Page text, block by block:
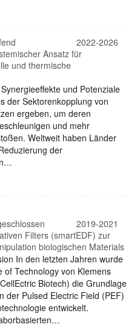
2022-2026
Ansatz für
und thermische
und Potenziale
der Sektorenkopplung von
ergeben, um deren
und mehr
Weltweit haben Länder
der
2019-2021
Filters (smartEDF) zur
biologischen Materials
In den letzten Jahren wurde
of Technology von Klemens
Biotech) die Grundlage
der Pulsed Electric Field (PEF)
entwickelt.